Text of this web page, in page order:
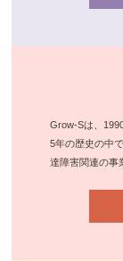
Grow-Sは、
5年の歴史の中
達障害関連の